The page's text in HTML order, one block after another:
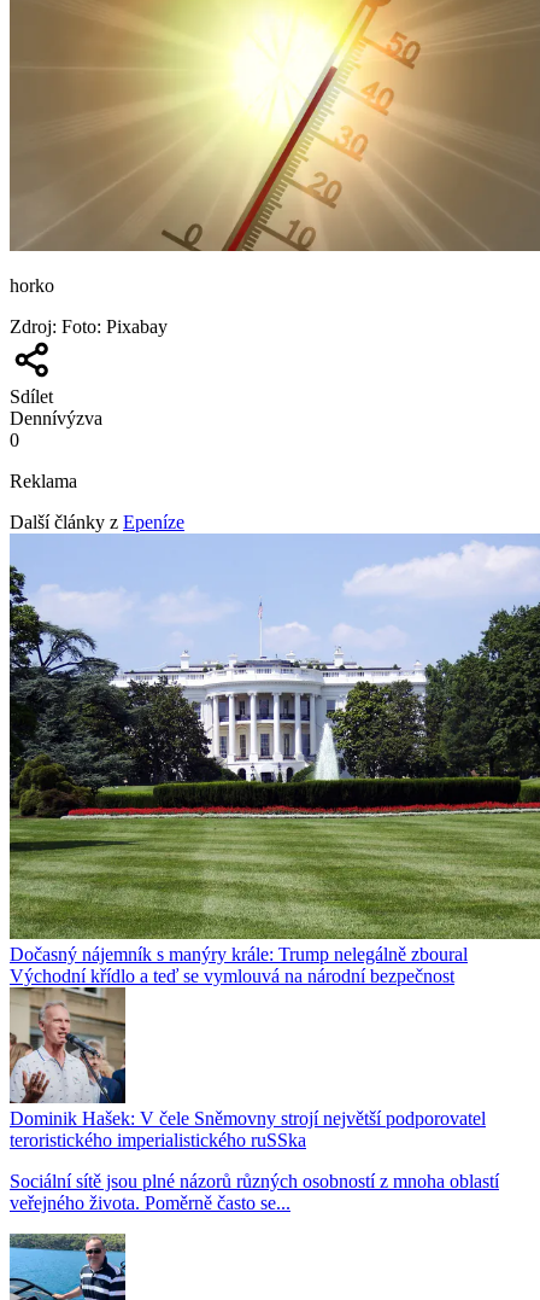
horko
Zdroj: Foto: Pixabay
Sdílet
Dennívýzva
0
Reklama
Další články z Epeníze
Dočasný nájemník s manýry krále: Trump nelegálně zboural
Východní křídlo a teď se vymlouvá na národní bezpečnost
Dominik Hašek: V čele Sněmovny strojí největší podporovatel
teroristického imperialistického ruSSka
Sociální sítě jsou plné názorů různých osobností z mnoha oblastí
veřejného života. Poměrně často se...